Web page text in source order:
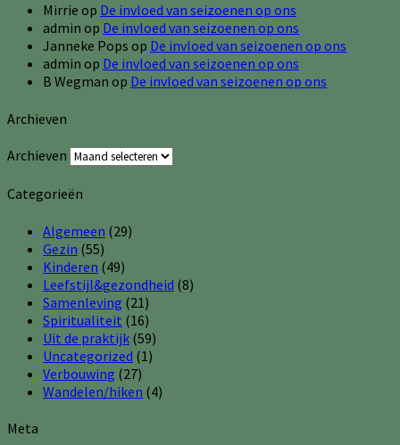
Mirrie op De invloed van seizoenen op ons
admin op De invloed van seizoenen op ons
Janneke Pops op De invloed van seizoenen op ons
admin op De invloed van seizoenen op ons
B Wegman op De invloed van seizoenen op ons
Archieven
Archieven
Categorieën
Algemeen (29)
Gezin (55)
Kinderen (49)
Leefstijl&gezondheid (8)
Samenleving (21)
Spiritualiteit (16)
Uit de praktijk (59)
Uncategorized (1)
Verbouwing (27)
Wandelen/hiken (4)
Meta